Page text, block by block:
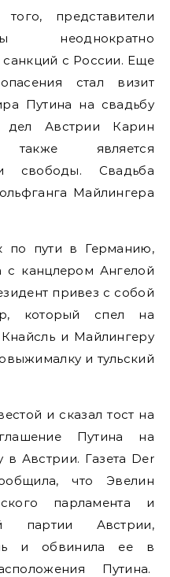
представители
неоднократно
санкций с России. Еще
стал визит
Путина на свадьбу
дел Австрии Карин
является
свободы. Свадьба
Майлингера
по пути в Германию,
с канцлером Ангелой
привез с собой
который спел на
и Майлингеру
и тульский
и сказал тост на
Путина на
в Австрии. Газета Der
что Эвелин
парламента и
партии Австрии,
и обвинила ее в
Путина.